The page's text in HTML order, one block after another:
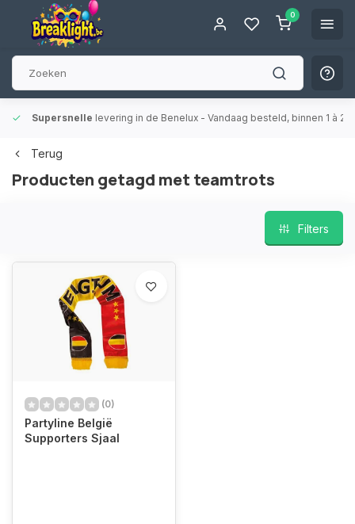
0
Supersnelle levering in de Benelux - Vandaag besteld, binnen 1 à 2
Terug
Producten getagd met teamtrots
Filters
(0)
Partyline België
Supporters Sjaal